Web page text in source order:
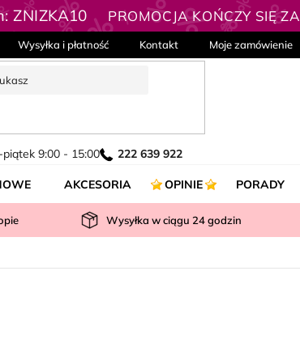
ZNIZKA10 PROMOCJA KOŃCZY SIĘ ZA
Wysyłka i płatność Kontakt Moje zamówienie
piątek 9:00 - 15:00 222 639 922
AKCESORIA OPINIE PORADY
Wysyłka w ciągu 24godzin